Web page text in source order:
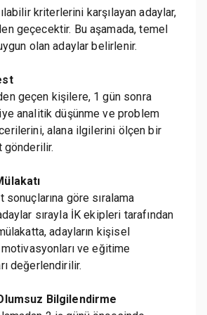
kriterlerini karşılayan adaylar,
geçecektir. Bu aşamada, temel
olan adaylar belirlenir.
geçen kişilere, 1 gün sonra
analitik düşünme ve problem
alana ilgilerini ölçen bir
sonuçlarına göre sıralama
sırayla İK ekipleri tarafından
adayların kişisel
ve eğitime
değerlendirilir.
Bilgilendirme